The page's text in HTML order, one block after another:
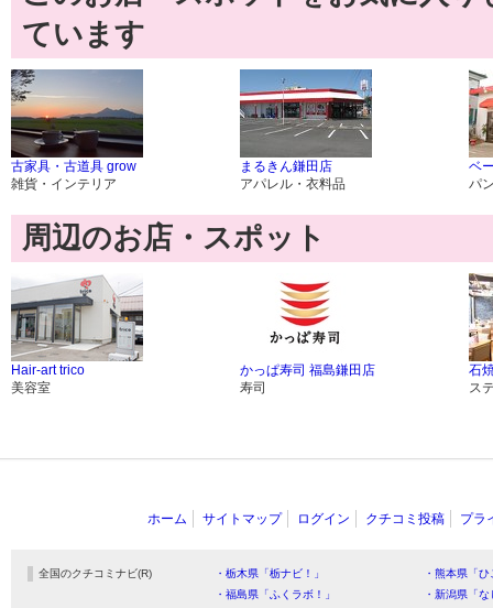
ています
古家具・古道具 grow
雑貨・インテリア
まるきん鎌田店
アパレル・衣料品
ベ
パ
周辺のお店・スポット
Hair-art trico
美容室
かっぱ寿司 福島鎌田店
寿司
石
ス
ホーム サイトマップ ログイン クチコミ投稿 プラ
全国のクチコミナビ(R) ・栃木県「栃ナビ！」
・熊本県「
・福島県「ふくラボ！」
・新潟県「